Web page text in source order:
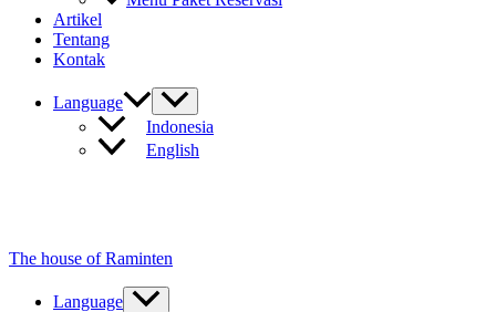
Artikel
Tentang
Kontak
Language
Indonesia
English
The house of Raminten
Language